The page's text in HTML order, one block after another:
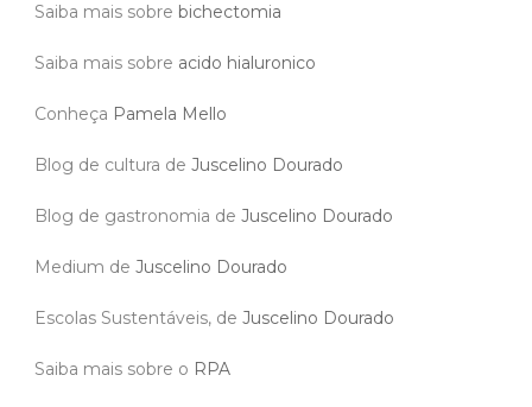
Saiba mais sobre bichectomia
Saiba mais sobre acido hialuronico
Conheça Pamela Mello
Blog de cultura de Juscelino Dourado
Blog de gastronomia de Juscelino Dourado
Medium de Juscelino Dourado
Escolas Sustentáveis, de Juscelino Dourado
Saiba mais sobre o RPA